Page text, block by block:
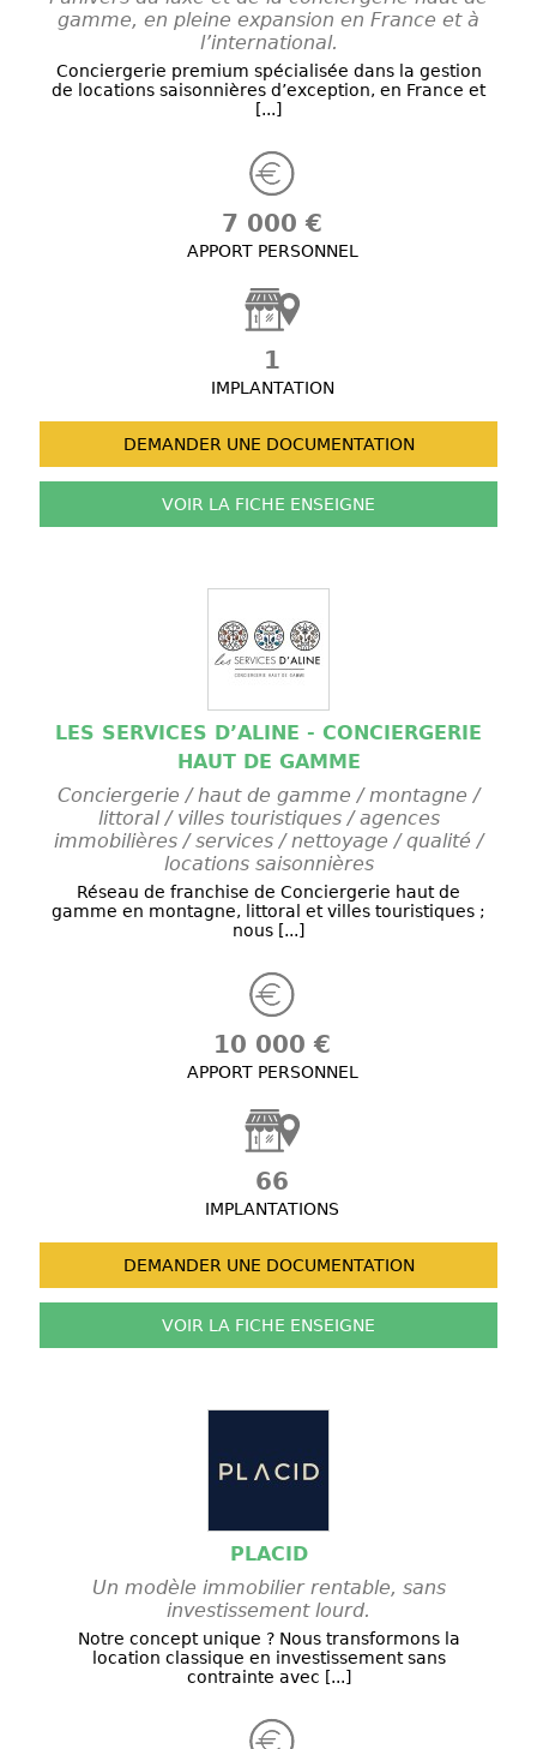
gamme, en pleine expansion en France et à
l’international.
Conciergerie premium spécialisée dans la gestion
de locations saisonnières d’exception, en France et
[...]
7 000 €
APPORT PERSONNEL
1
IMPLANTATION
DEMANDER UNE DOCUMENTATION
VOIR LA FICHE ENSEIGNE
LES SERVICES D’ALINE - CONCIERGERIE
HAUT DE GAMME
Conciergerie / haut de gamme / montagne /
littoral / villes touristiques / agences
immobilières / services / nettoyage / qualité /
locations saisonnières
Réseau de franchise de Conciergerie haut de
gamme en montagne, littoral et villes touristiques ;
nous [...]
10 000 €
APPORT PERSONNEL
66
IMPLANTATIONS
DEMANDER UNE DOCUMENTATION
VOIR LA FICHE ENSEIGNE
PLACID
Un modèle immobilier rentable, sans
investissement lourd.
Notre concept unique ? Nous transformons la
location classique en investissement sans
contrainte avec [...]